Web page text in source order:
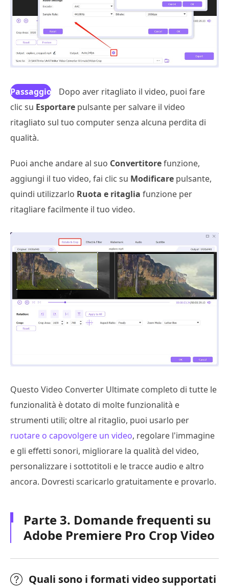
Passaggio
4
Dopo aver ritagliato il video, puoi fare
clic su Esportare pulsante per salvare il video
ritagliato sul tuo computer senza alcuna perdita di
qualità.
Puoi anche andare al suo Convertitorefunzione,
aggiungi il tuo video, fai clic su Modificare pulsante,
quindi utilizzarlo Ruota e ritaglia funzione per
ritagliare facilmente il tuo video.
Questo Video Converter Ultimate completo di tutte le
funzionalità è dotato di molte funzionalità e
strumenti utili; oltre al ritaglio, puoi usarlo per
ruotare o capovolgere un video, regolare l'immagine
e gli effetti sonori, migliorare la qualità del video,
personalizzare i sottotitoli e le tracce audio e altro
ancora. Dovresti scaricarlo gratuitamente e provarlo.
Parte 3. Domande frequenti su
Adobe Premiere Pro Crop Video
Quali sono i formati video supportati